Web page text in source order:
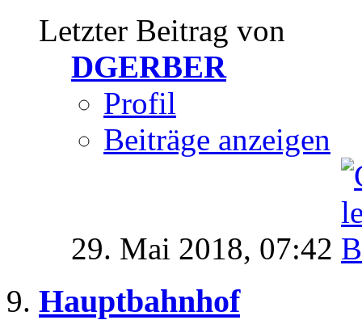
Letzter Beitrag von
DGERBER
Profil
Beiträge anzeigen
29. Mai 2018, 07:42
Hauptbahnhof